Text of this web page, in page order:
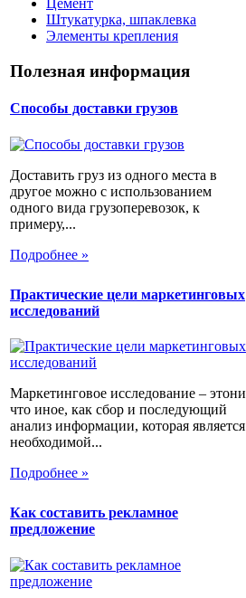
Цемент
Штукатурка, шпаклевка
Элементы крепления
Полезная информация
Способы доставки грузов
Доставить груз из одного места в
другое можно с использованием
одного вида грузоперевозок, к
примеру,...
Подробнее »
Практические цели маркетинговых
исследований
Маркетинговое исследование – этони
что иное, как сбор и последующий
анализ информации, которая является
необходимой...
Подробнее »
Как составить рекламное
предложение